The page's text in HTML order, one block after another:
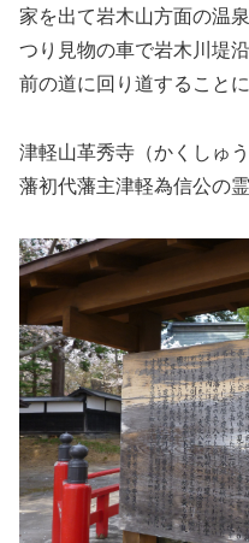
家を出て岩木山方面の温
つり見物の車で岩木川堤
前の道に回り道すること
津軽山革秀寺（かくしゅ
藩初代藩主津軽為信公の